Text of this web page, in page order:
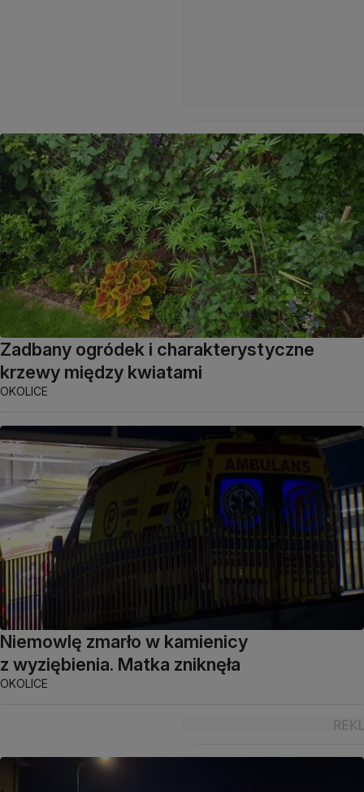
Zadbany ogródek i charakterystyczne
krzewy między kwiatami
OKOLICE
Niemowlę zmarło w kamienicy
z wyziębienia. Matka zniknęła
OKOLICE